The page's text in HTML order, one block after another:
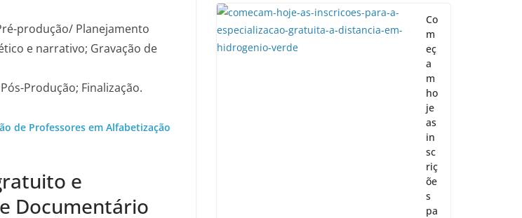
produção/ Planejamento
e narrativo; Gravação de
Produção; Finalização.
de Professores em Alfabetização
e
Documentário
Co
m
eç
a
m
ho
je
as
in
sc
riç
õe
s
pa